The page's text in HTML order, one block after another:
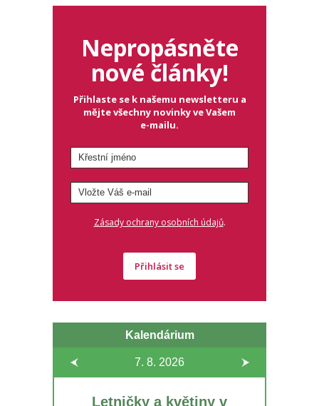
Nepropásněte
nové články!
Přihlaste se k našemu newsletteru a
mějte všechny novinky ve Vašem
e-mailu.
Zásady ochrany osobních údajů.
Přihlásit se
Kalendárium
7. 8. 2026
Letničky a květiny v